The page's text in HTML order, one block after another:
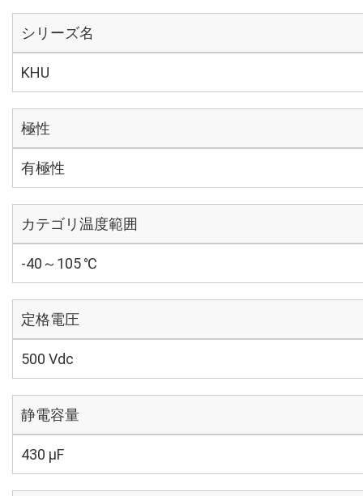
シリーズ名
KHU
極性
有極性
カテゴリ温度範囲
-40～105 ℃
定格電圧
500 Vdc
静電容量
430 µF